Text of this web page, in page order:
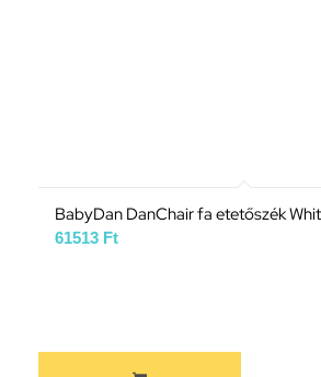
BabyDan DanChair fa etetőszék
61513 Ft